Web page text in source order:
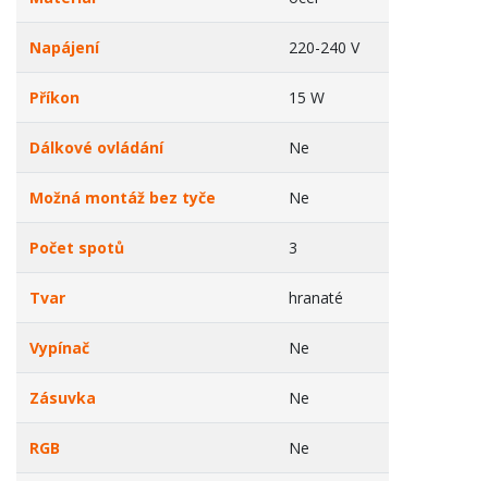
Napájení 220-240 V
Příkon 15 W
Dálkové ovládání Ne
Možná montáž bez tyče Ne
Počet spotů 3
Tvar hranaté
Vypínač Ne
Zásuvka Ne
RGB Ne